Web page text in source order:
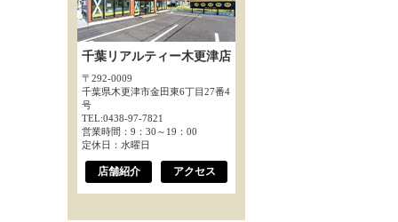
千葉リアルティー木更津店
〒292-0009
千葉県木更津市金田東6丁目27番4
号
TEL:0438-97-7821
営業時間：9：30～19：00
定休日：水曜日
店舗紹介 アクセス